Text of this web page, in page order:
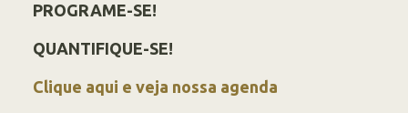
PROGRAME-SE!
QUANTIFIQUE-SE!
Clique aqui e veja nossa agenda